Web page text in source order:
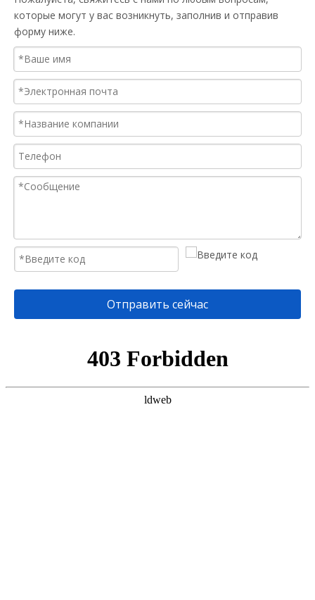
которые могут у вас возникнуть, заполнив и отправив
форму ниже.
Отправить сейчас